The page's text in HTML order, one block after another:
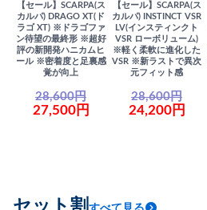
【セール】SCARPA(ス
カルパ) DRAGO XT(ド
ラゴ XT) ※ドラゴファ
ン待望の最終形 ※超好
評の新開発ハニカムヒ
ール ※密着度と足裏感
覚が向上
28,600円
27,500円
【セール】SCARPA(ス
カルパ) INSTINCT VSR
LV(インスティンクト
VSR ローボリューム)
※軽く柔軟に進化した
VSR ※新ラストで異次
元フィット感
28,600円
24,200円
セット割